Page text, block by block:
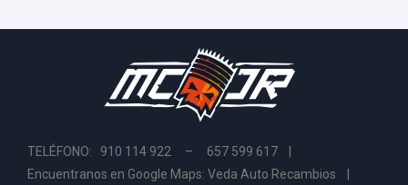
TELÉFONO: 910 114 922 – 657 599 617 |
Encuentranos en Google Maps: Veda Auto Recambios